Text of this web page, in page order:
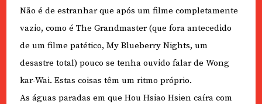
Não é de estranhar que após um filme completamente
vazio, como é The Grandmaster (que fora antecedido
de um filme patético, My Blueberry Nights, um
desastre total) pouco se tenha ouvido falar de Wong
kar-Wai. Estas coisas têm um ritmo próprio.
As águas paradas em que Hou Hsiao Hsien caíra com